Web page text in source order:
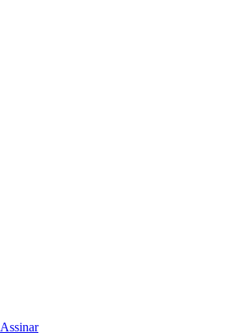
Assinar